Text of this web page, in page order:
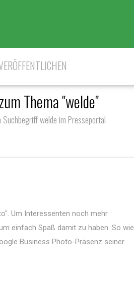
Thema "welde"
welde im Presseportal
Um Interessenten noch mehr
einfach Spaß damit zu haben. So wie
Business Photo-Präsenz seiner